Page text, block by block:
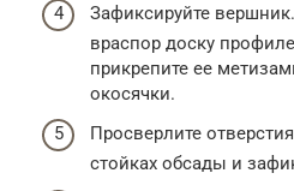
Зафиксируйте
враспор доску
прикрепите ее
окосячки.
Просверлите
стойках обсады и